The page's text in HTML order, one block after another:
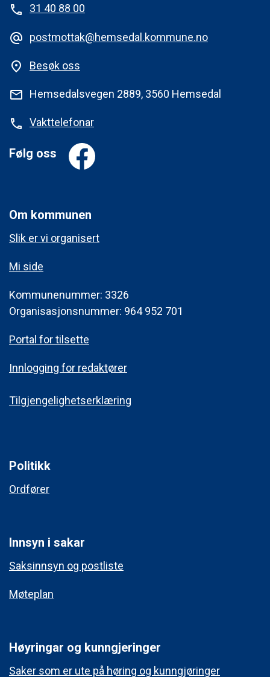
phone
31 40 88 00
alternate_email postmottak@hemsedal.kommune.no
place Besøk oss
mail Hemsedalsvegen 2889, 3560 Hemsedal
phone Vakttelefonar
Følg oss
Om kommunen
Slik er vi organisert
Mi side
Kommunenummer: 3326
Organisasjonsnummer: 964 952 701
Portal for tilsette
Innlogging for redaktører
Tilgjengelighetserklæring
Politikk
Ordfører
Innsyn i sakar
Saksinnsyn og postliste
Møteplan
Høyringar og kunngjeringer
Saker som er ute på høring og kunngjøringer